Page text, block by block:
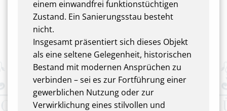
einem einwandfrei funktionstüchtigen
Zustand. Ein Sanierungsstau besteht
nicht.
Insgesamt präsentiert sich dieses Objekt
als eine seltene Gelegenheit, historischen
Bestand mit modernen Ansprüchen zu
verbinden – sei es zur Fortführung einer
gewerblichen Nutzung oder zur
Verwirklichung eines stilvollen und